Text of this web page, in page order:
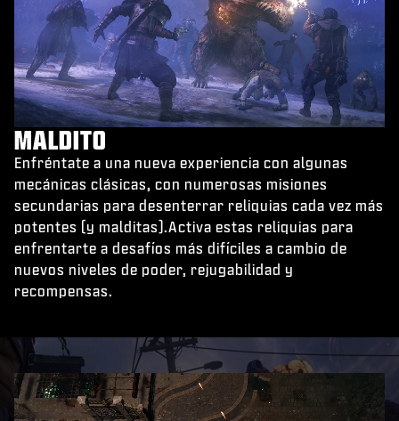
MALDITO
Enfréntate a una nueva experiencia con algunas
mecánicas clásicas, con numerosas misiones
secundarias para desenterrar reliquias cada vez más
potentes (y malditas).Activa estas reliquias para
enfrentarte a desafíos más difíciles a cambio de
nuevos niveles de poder, rejugabilidad y
recompensas.